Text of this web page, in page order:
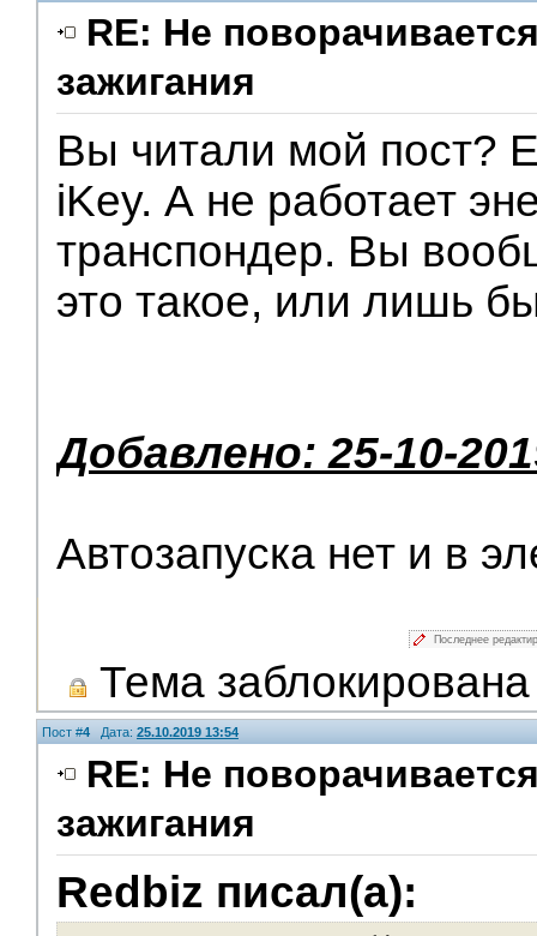
RE: Не
зажигания
Вы читали мой пост?
iKey. А не работает
транспондер. Вы
это такое, или лишь
Добавлено: 25-10-
Автозапуска нет и в
Последнее
Тема заблокирована
Пост #4Дата: 25.10.2019 13:54
RE: Не
зажигания
Redbiz писал(а):Модераторы